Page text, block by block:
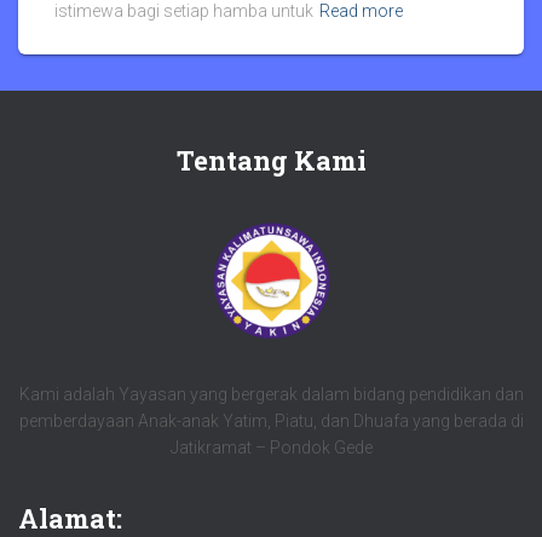
istimewa bagi setiap hamba untuk Read more
Tentang Kami
Kami adalah Yayasan yang bergerak dalam bidang pendidikan dan
pemberdayaan Anak-anak Yatim, Piatu, dan Dhuafa yang berada di
Jatikramat – Pondok Gede
Alamat: